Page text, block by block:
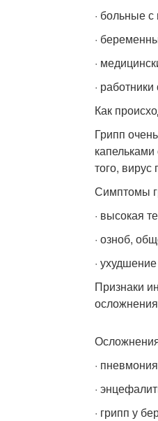
· больные
·
·
·
Как
Грипп
того, вирус
Симптомы
· высокая
· озноб,
·
Признаки
·
·
· грипп у